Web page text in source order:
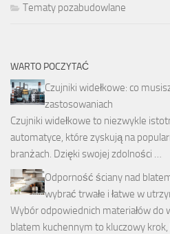
Tematy pozabudowlane
WARTO POCZYTAĆ
Czujniki widełkowe: co
zastosowaniach
Czujniki widełkowe to niezwykle
automatyce, które zyskują na
branżach. Dzięki swojej zdolności …
Odporność ściany nad
wybrać trwałe i łatwe w
Wybór odpowiednich materiałów do
blatem kuchennym to kluczowy